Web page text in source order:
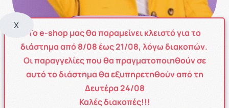
POINT SYSTEM
Με το νέο σύστημα ανταμοιβής πόντων έχετε τη
δυνατότητα να συλλέξετε πόντους κάθε φορά που
ολοκληρώνεται την παραγγελία σας!
X
Το e-shop μας θα παραμείνει κλειστό για το
διάστημα από8/08έως21/08, λόγω διακοπών.
Οι παραγγελίες που θα πραγματοποιηθούν σε
αυτό το διάστημα θα εξυπηρετηθούν από τη
Δευτέρα 24/08
Καλές διακοπές!!!